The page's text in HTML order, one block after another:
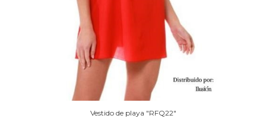
Vestido de playa "RFQ22"